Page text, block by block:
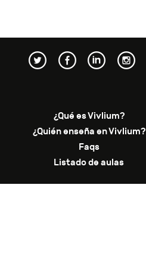
¿Qué es Vivlium?
¿Quién enseña en Vivlium?
Faqs
Listado de aulas